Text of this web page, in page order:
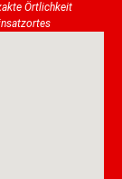
Örtlichkeit